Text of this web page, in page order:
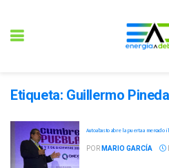
Etiqueta: Guillermo Pineda
Autoabasto abre la puerta a mercado
POR MARIO GARCÍA